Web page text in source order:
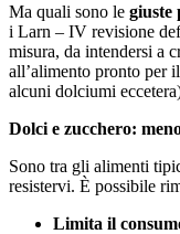
Ma quali sono le giuste
i Larn – IV revisione
misura, da intendersi a
all’alimento pronto per
alcuni dolciumi
Dolci e zucchero:
Sono tra gli alimenti
resistervi. È possibile
Limita il